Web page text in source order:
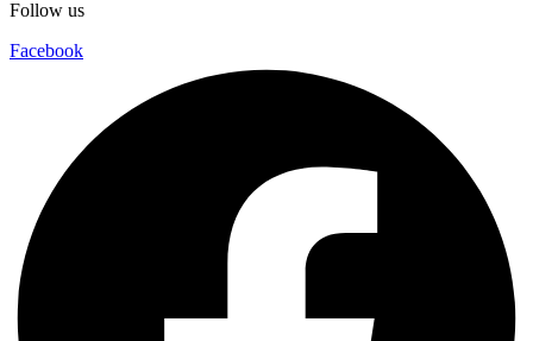
Follow us
Facebook